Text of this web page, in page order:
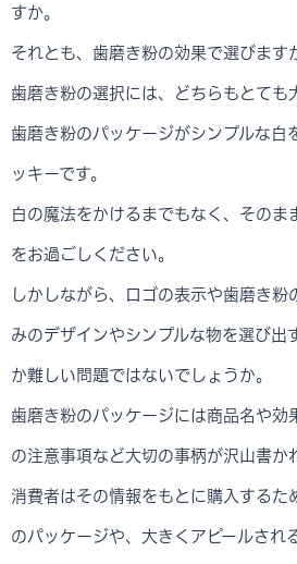
すか。
それとも、歯磨き粉の効果で選びます
歯磨き粉の選択には、どちらもとても
歯磨き粉のパッケージがシンプルな白
ッキーです。
白の魔法をかけるまでもなく、そのま
をお過ごしください。
しかしながら、ロゴの表示や歯磨き
みのデザインやシンプルな物を選び出
か難しい問題ではないでしょうか。
歯磨き粉のパッケージには商品名や効
の注意事項など大切の事柄が沢山書か
消費者はその情報をもとに購入するた
のパッケージや、大きくアピールされ